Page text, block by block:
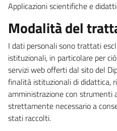
Applicazioni scientifiche e
Modalità del
I dati personali sono trattati
istituzionali, in particolare per
servizi web offerti dal sito del
finalità istituzionali di didattica,
amministrazione con strumenti
strettamente necessario a
stati raccolti.